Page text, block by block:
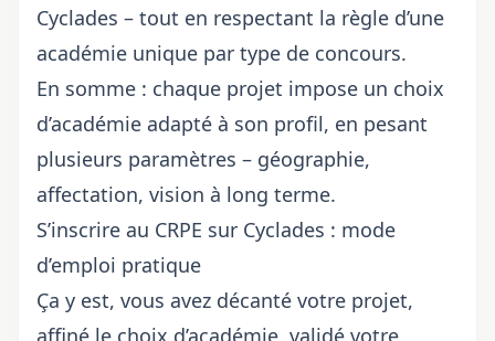
Cyclades – tout en respectant la règle d’une
académie unique par type de concours.
En somme : chaque projet impose un choix
d’académie adapté à son profil, en pesant
plusieurs paramètres – géographie,
affectation, vision à long terme.
S’inscrire au CRPE sur Cyclades : mode
d’emploi pratique
Ça y est, vous avez décanté votre projet,
affiné le choix d’académie, validé votre